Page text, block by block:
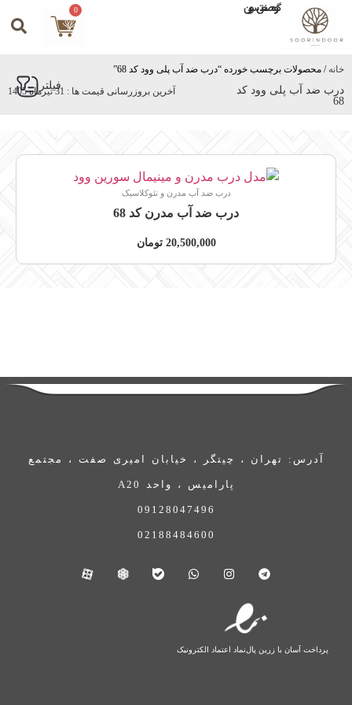
گروه صنعتی سورین 0
خانه / محصولات برچسب خورده “درب ضد آب پلی وود کد 68”
فیلتر
درب ضد آب پلی وود کد
68
آخرین بروزرسانی قیمت ها : 31 تیرماه 1405
درب ضد آب مدرن و نئوکلاسیک
درب ضد آب مدرن کد 68
20,500,000 تومان
آدرس: تهران ، چیتگر ، خیابان امیری صفت ، مجتمع
پارامیس ، واحد A20
09128047496
02188484600
پرداخت آسان با زرین پالنماد اعتماد الکترونیک